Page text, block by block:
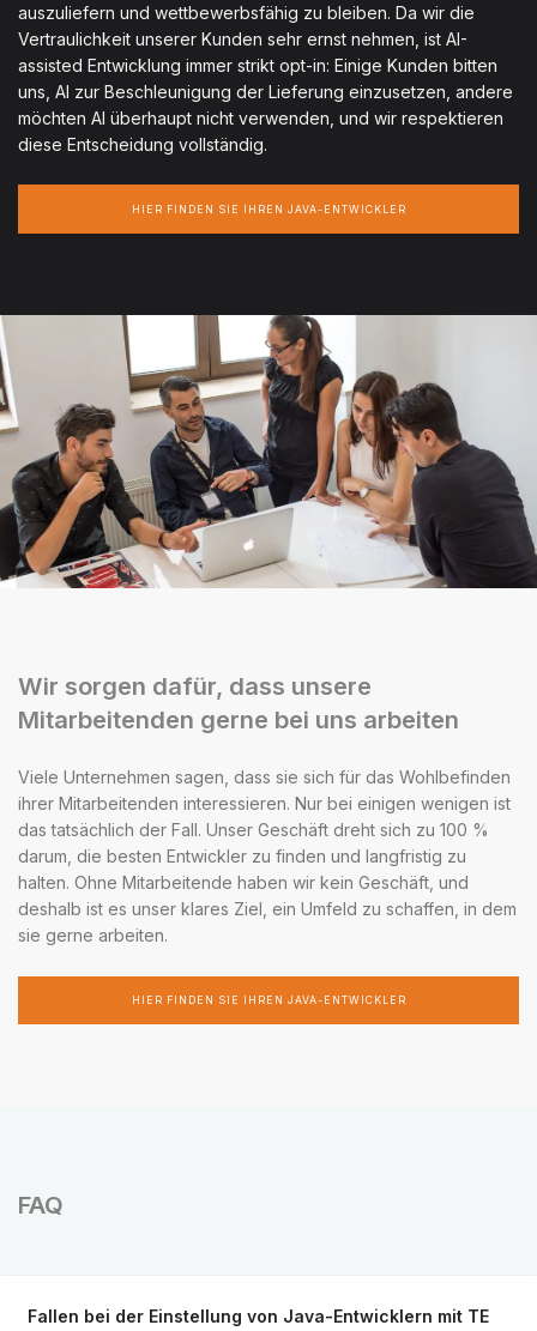
auszuliefern und wettbewerbsfähig zu bleiben. Da wir die
Vertraulichkeit unserer Kunden sehr ernst nehmen, ist AI-
assisted Entwicklung immer strikt opt-in: Einige Kunden bitten
uns, AI zur Beschleunigung der Lieferung einzusetzen, andere
möchten AI überhaupt nicht verwenden, und wir respektieren
diese Entscheidung vollständig.
HIER FINDEN SIE IHREN JAVA-ENTWICKLER
Wir sorgen dafür, dass unsere
Mitarbeitenden gerne bei uns arbeiten
Viele Unternehmen sagen, dass sie sich für das Wohlbefinden
ihrer Mitarbeitenden interessieren. Nur bei einigen wenigen ist
das tatsächlich der Fall. Unser Geschäft dreht sich zu 100 %
darum, die besten Entwickler zu finden und langfristig zu
halten. Ohne Mitarbeitende haben wir kein Geschäft, und
deshalb ist es unser klares Ziel, ein Umfeld zu schaffen, in dem
sie gerne arbeiten.
HIER FINDEN SIE IHREN JAVA-ENTWICKLER
FAQ
Fallen bei der Einstellung von Java-Entwicklern mit TE